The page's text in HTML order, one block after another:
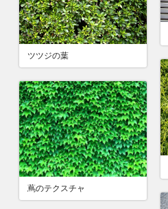
ツツジの葉
蔦のテクスチャ